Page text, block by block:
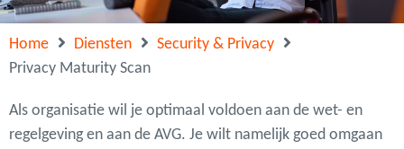
Home Diensten
Security & Privacy
Privacy Maturity Scan
Als organisatie wil je optimaal voldoen aan de wet- en
regelgeving en aan de AVG. Je wilt namelijk goed omgaan